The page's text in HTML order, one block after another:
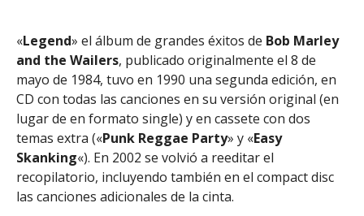
«Legend» el álbum de grandes éxitos de Bob Marley
and the Wailers, publicado originalmente el 8 de
mayo de 1984, tuvo en 1990 una segunda edición, en
CD con todas las canciones en su versión original (en
lugar de en formato single) y en cassete con dos
temas extra («Punk Reggae Party» y «Easy
Skanking«). En 2002 se volvió a reeditar el
recopilatorio, incluyendo también en el compact disc
las canciones adicionales de la cinta.